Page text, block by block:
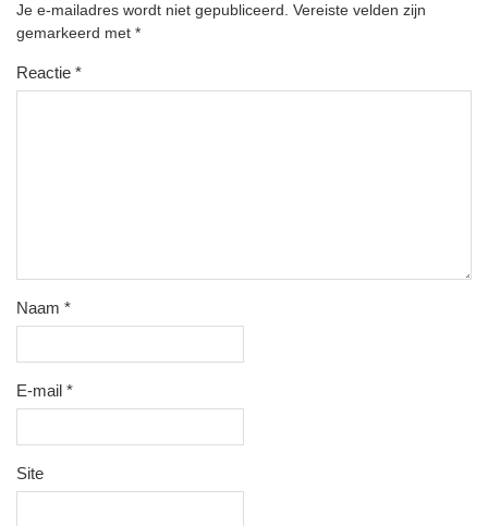
Je e-mailadres wordt niet gepubliceerd. Vereiste velden zijn
gemarkeerd met *
Reactie *
Naam *
E-mail *
Site